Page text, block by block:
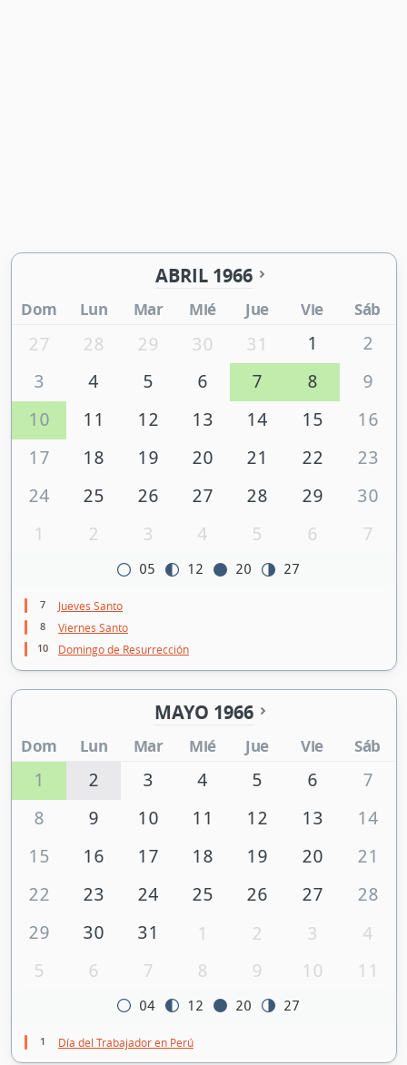
ABRIL 1966
Dom Lun Mar Mié Jue Vie Sáb
27 28 29 30 31 1
2
3
4 5 6 7 8
9
10
11 12 13 14 15
16
17
18 19 20 21 22
23
24
25 26 27 28 29
30
1
2 3 4 5 6 7
05 12 20 27
7 Jueves Santo
8 Viernes Santo
10 Domingo de Resurrección
MAYO 1966
Dom Lun Mar Mié Jue Vie Sáb
1 2 3 4 5 6
7
8
9 10 11 12 13
14
15
16 17 18 19 20
21
22
23 24 25 26 27
28
29
30 31 1 2 3
4
5
6 7 8 9 10 11
04 12 20 27
1 Día del Trabajador en Perú